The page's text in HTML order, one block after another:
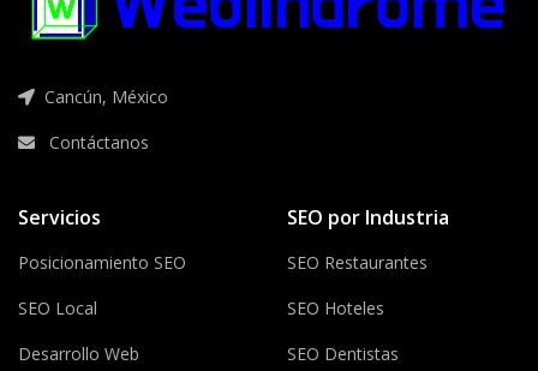
Cancún, México
Contáctanos
Servicios
Posicionamiento SEO
SEO Local
Desarrollo Web
SEO por Industria
SEO Restaurantes
SEO Hoteles
SEO Dentistas